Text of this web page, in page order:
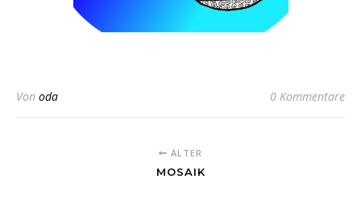
Von oda 0 Kommentare
ÄLTER
MOSAIK